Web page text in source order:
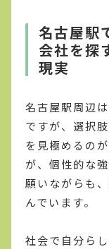
名古屋駅
会社を探
現実
名古屋駅周辺
ですが、選択
を見極めるの
が、個性的な
願いながらも
んでいます。
社会で自分ら